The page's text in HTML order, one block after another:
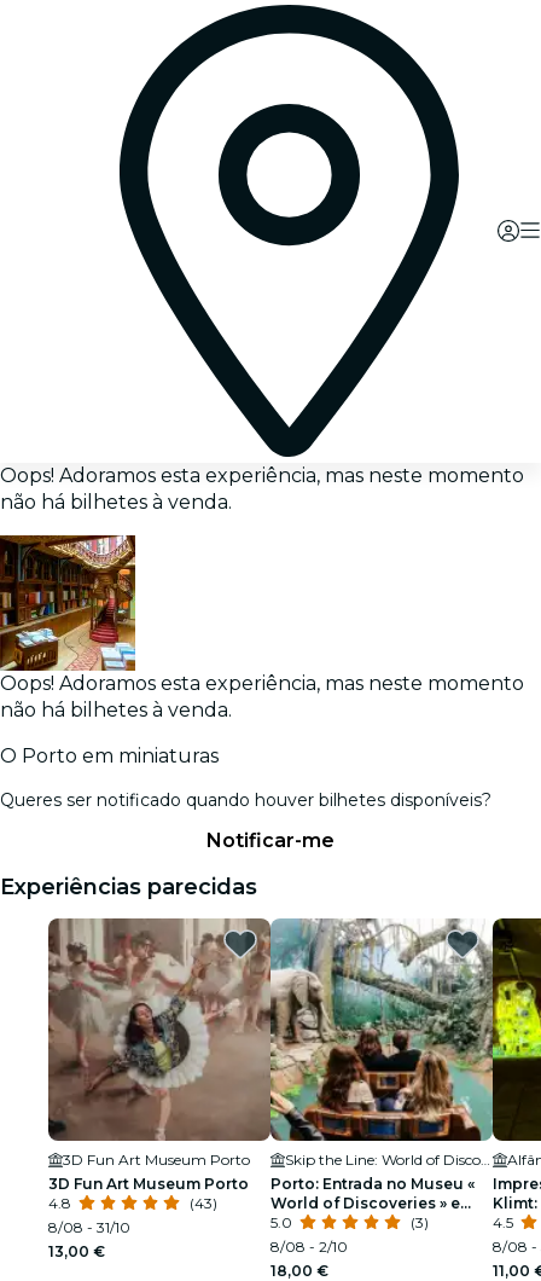
Oops! Adoramos esta experiência, mas neste momento
não há bilhetes à venda.
Oops! Adoramos esta experiência, mas neste momento
não há bilhetes à venda.
O Porto em miniaturas
Queres ser notificado quando houver bilhetes disponíveis?
Notificar-me
Experiências parecidas
3D Fun Art Museum Porto
3D Fun Art Museum Porto
4.8
(43)
8/08 - 31/10
13,00 €
Porto: Entrada no Museu «
World of Discoveries » e
passeio de barco
5.0
(3)
8/08 - 2/10
18,00 €
4.5
8/08 -
11,00